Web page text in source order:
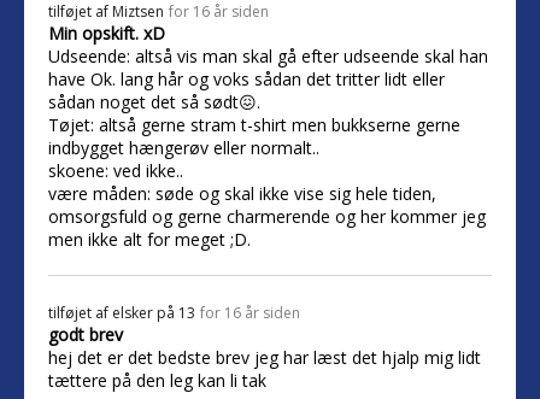
tilføjet af Miztsen for 16 år siden
Min opskift. xD
Udseende: altså vis man skal gå efter udseende skal han
have Ok. lang hår og voks sådan det tritter lidt eller
sådan noget det så sødt😖.
Tøjet: altså gerne stram t-shirt men bukkserne gerne
indbygget hængerøv eller normalt..
skoene: ved ikke..
være måden: søde og skal ikke vise sig hele tiden,
omsorgsfuld og gerne charmerende og her kommer jeg
men ikke alt for meget ;D.
tilføjet af elsker på 13 for 16 år siden
godt brev
hej det er det bedste brev jeg har læst det hjalp mig lidt
tættere på den leg kan li tak